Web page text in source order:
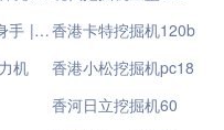
“大”显身手 |小松国四大吨位挖掘机集结！
机
香港卡特挖掘机120b
香港小松挖掘机pc18
香河日立挖掘机60